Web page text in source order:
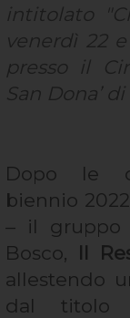
intitolato "
venerdì 22
presso il
San Dona’
Dopo le
biennio
– il gruppo
Bosco, Il
allestendo
dal titolo